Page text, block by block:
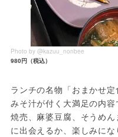
Photo by @kazuu_nonbee
980円（税込）
ランチの名物「おまかせ
みそ汁が付く大満足の内容
焼売、麻婆豆腐、そうめ
に出会えるか、楽しみにな